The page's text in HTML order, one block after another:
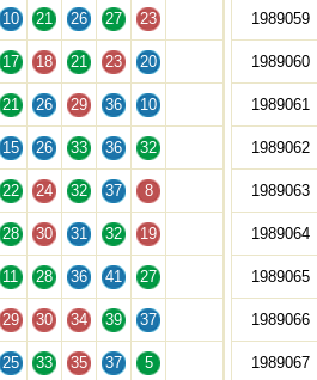
10 21 26 27 23
17 18 21 23 20
21 26 29 36 10
15 26 33 36 32
22 24 32 37 8
28 30 31 32 19
11 28 36 41 27
29 30 34 39 37
25 33 35 37 5
1989059
1989060
1989061
1989062
1989063
1989064
1989065
1989066
1989067